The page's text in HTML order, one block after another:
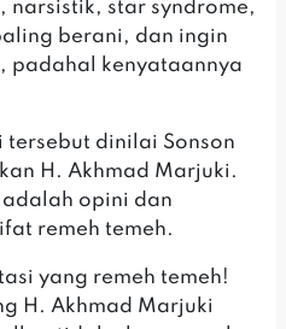
star syndrome,
berani, dan ingin
padahal kenyataannya
tersebut dinilai Sonson
H. Akhmad Marjuki.
adalah opini dan
remeh temeh.
yang remeh temeh!
H. Akhmad Marjuki